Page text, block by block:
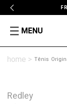
MENU
Tênis
Redley